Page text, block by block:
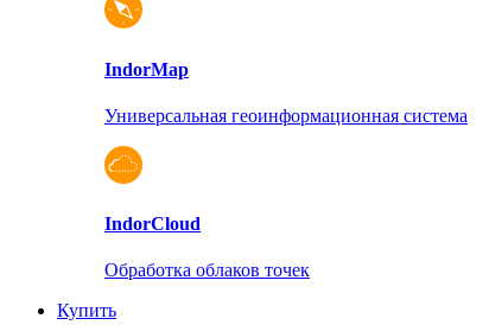
IndorMap
Универсальная геоинформационная система
IndorCloud
Обработка облаков точек
Купить